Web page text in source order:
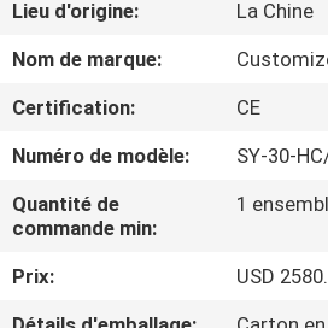
PRODUITS
SUJET
DE
Lieu d'origine:
La Chine
Nom de marque:
Certification:
CE
Numéro de modèle:
SY-30-
Quantité de
commande min:
1
Prix:
USD